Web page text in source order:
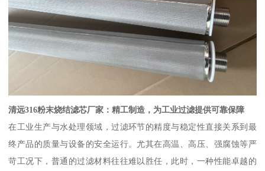
清远316粉末烧结滤芯厂家：精工制造，为工业过滤提供可靠保障
在工业生产与水处理领域，过滤环节的精度与稳定性直接关系到最
终产品的质量与设备的安全运行。尤其在高温、高压、强腐蚀等严
苛工况下，普通的过滤材料往往难以胜任，此时，一种性能卓越的